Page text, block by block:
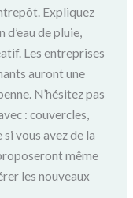
Expliquez
de pluie,
Les entreprises
auront une
N’hésitez pas
: couvercles,
vous avez de la
même
les nouveaux